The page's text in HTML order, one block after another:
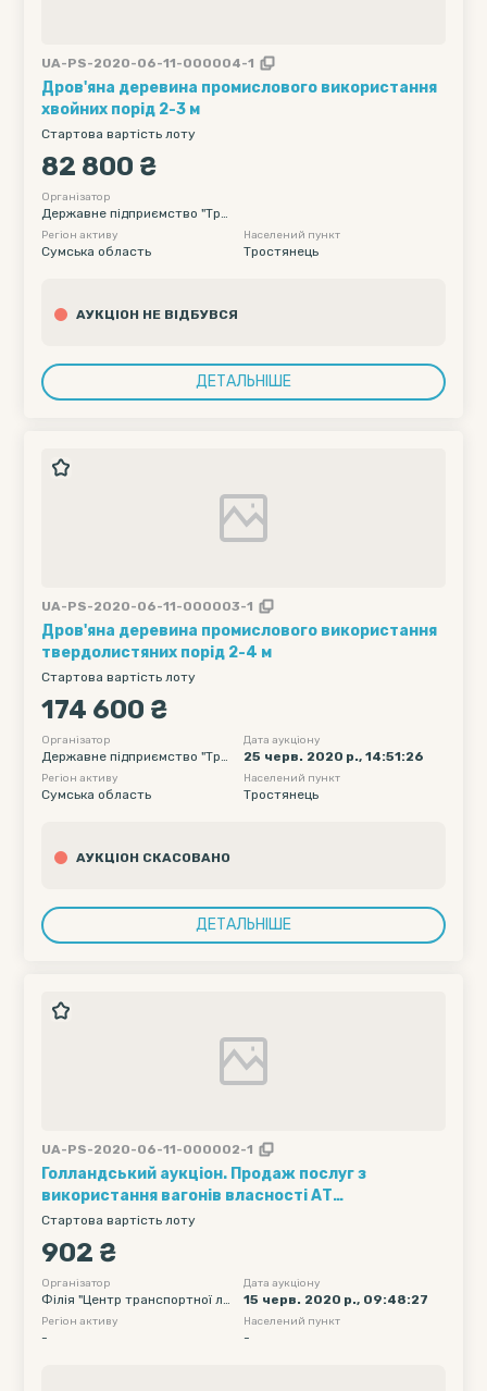
UA-PS-2020-06-11-000004-1
Дров'яна деревина промислового використання
хвойних порід 2-3 м
Стартова вартість лоту
82 800 ₴
Організатор
Державне підприємство "Тро
стянецьке лісове господарст
во"
Регіон активу
Сумська область
Населений пункт
Тростянець
АУКЦІОН НЕ ВІДБУВСЯ
ДЕТАЛЬНІШЕ
UA-PS-2020-06-11-000003-1
Дров'яна деревина промислового використання
твердолистяних порід 2-4 м
Стартова вартість лоту
174 600 ₴
Організатор
Державне підприємство "Тро
стянецьке лісове господарст
во"
Дата аукціону
25 черв. 2020 р., 14:51:26
Регіон активу
Сумська область
Населений пункт
Тростянець
АУКЦІОН СКАСОВАНО
ДЕТАЛЬНІШЕ
UA-PS-2020-06-11-000002-1
Голландський аукціон. Продаж послуг з
використання вагонів власності АТ
"Укрзалізниця" (1 вагон на 1 добу) (групова
відправка) /// Кількість вагонів - 5, Рухомий
склад - напіввагони - 60, Полігон навантаження
- Без обмеження (УЗ, СНД та треті країни), Дата
подачі вагону початкова - 2020-06-22 00:00,
Дата подачі вагону кінцева -...
Стартова вартість лоту
902 ₴
Організатор
Філія "Центр транспортної ло
гістики" АТ "Укрзалізниця"
Дата аукціону
15 черв. 2020 р., 09:48:27
Регіон активу
-
Населений пункт
-